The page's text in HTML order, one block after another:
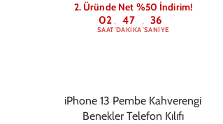
2. Üründe Net %50 İndirim!
02
SAAT: 47
DAKIKA: 36
SANIYE
iPhone 13 Pembe Kahverengi
Benekler Telefon Kılıfı